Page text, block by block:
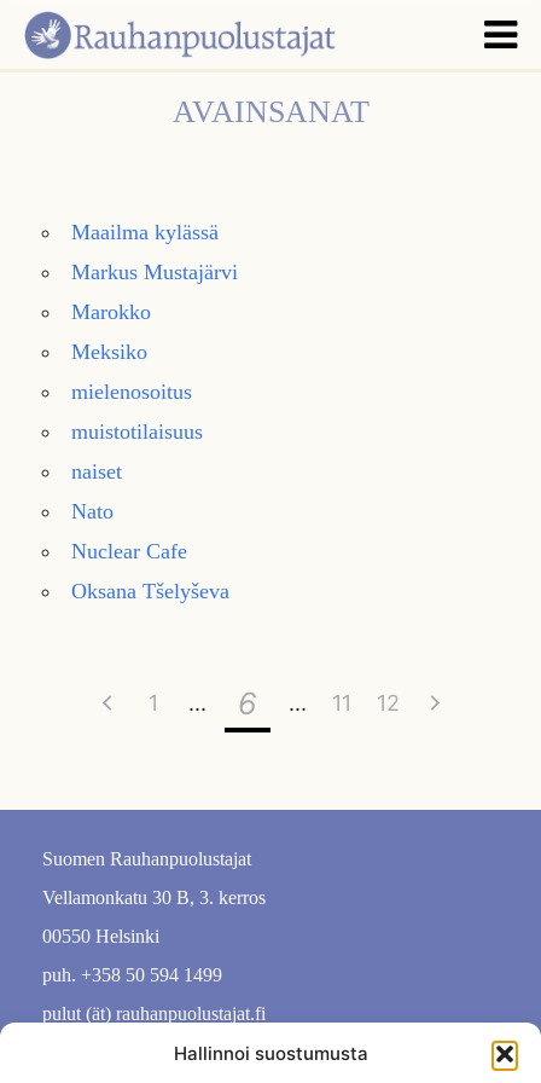
Hallinnoi suostumusta
AVAINSANAT
Maailma kylässä
Markus Mustajärvi
Marokko
Meksiko
mielenosoitus
muistotilaisuus
naiset
Nato
Nuclear Cafe
Oksana Tšelyševa
1 6 11 12
Suomen Rauhanpuolustajat
Vellamonkatu 30 B, 3. kerros
00550 Helsinki
puh. +358 50 594 1499
pulut (ät) rauhanpuolustajat.fi